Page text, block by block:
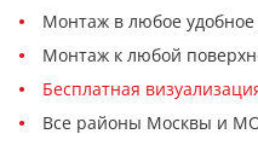
Монтаж в любое удобное
Монтаж к любой
Бесплатная
Все районы Москвы и